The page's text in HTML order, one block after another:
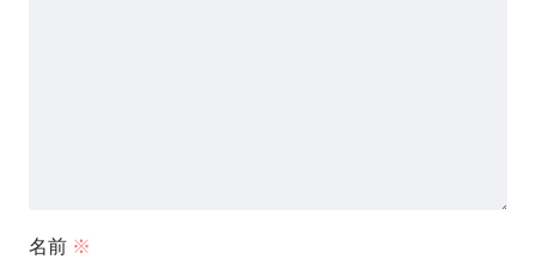
名前 ※